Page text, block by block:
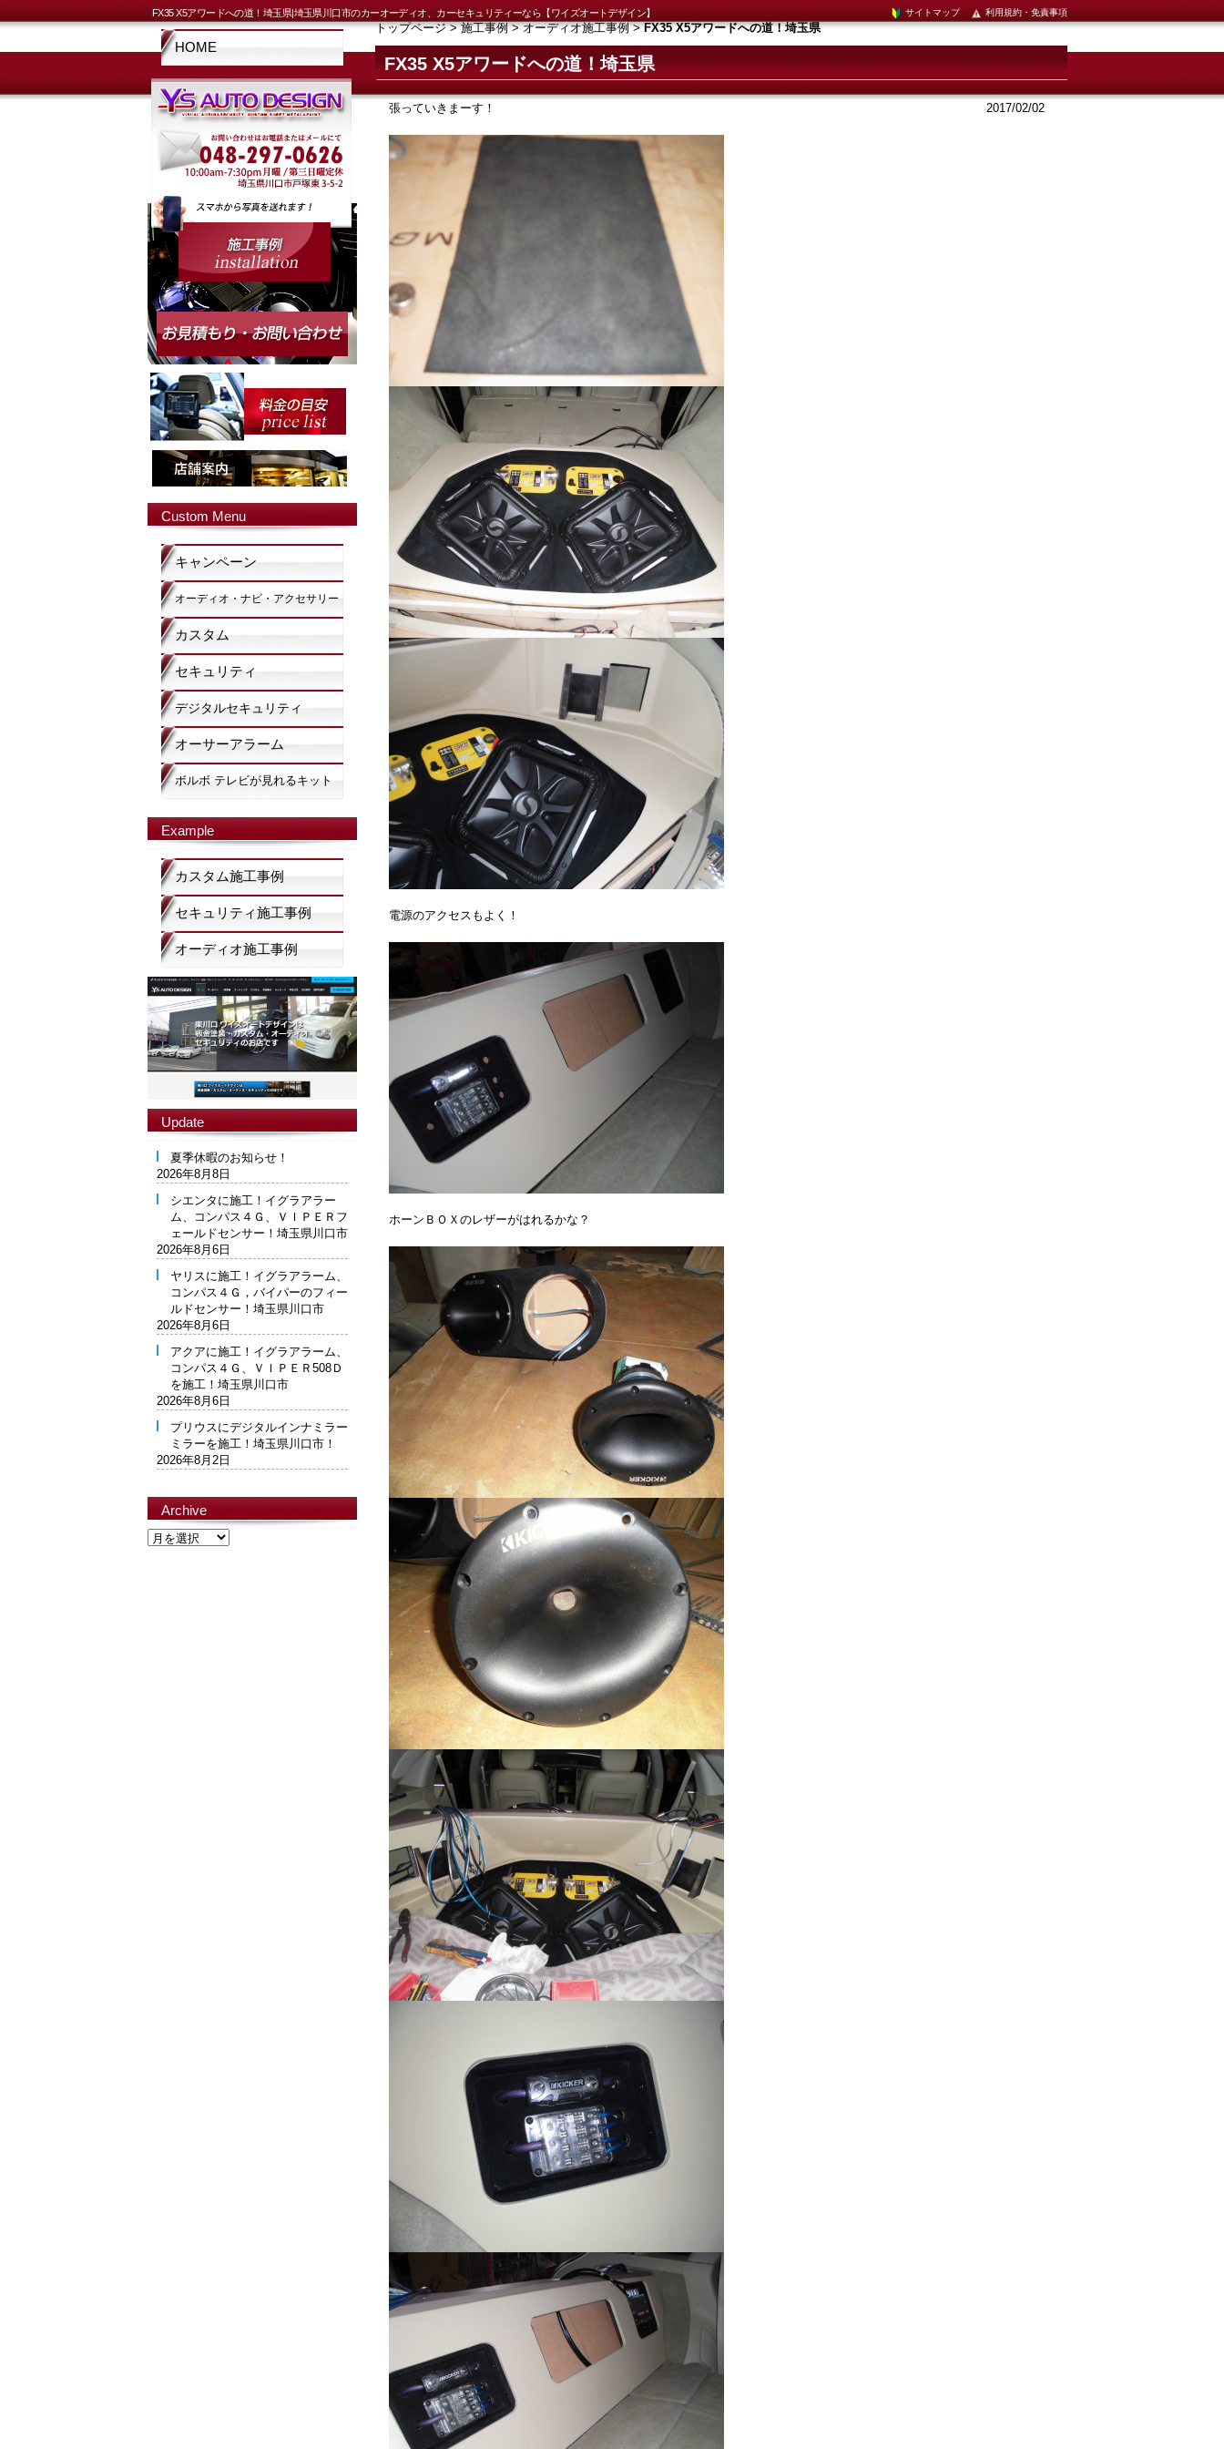
FX35 X5アワードへの道！埼玉県|埼玉県川口市のカーオーディオ、カーセキュリティーなら【ワイズオートデザイン】 利用規約・免責事項
サイトマップ
トップページ>施工事例>オーディオ施工事例>FX35 X5アワードへの道！埼玉県
FX35 X5アワードへの道！埼玉県
2017/02/02
張っていきまーす！
電源のアクセスもよく！
ホーンＢＯＸのレザーがはれるかな？
HOME
Custom Menu
キャンペーン
オーディオ・ナビ・アクセサリー
カスタム
セキュリティ
デジタルセキュリティ
オーサーアラーム
ボルボ テレビが見れるキット
Example
カスタム施工事例
セキュリティ施工事例
オーディオ施工事例
Update
夏季休暇のお知らせ！
2026年8月8日
シエンタに施工！イグラアラー
ム、コンパス４Ｇ、ＶＩＰＥＲフ
ェールドセンサー！埼玉県川口市
2026年8月6日
ヤリスに施工！イグラアラーム、
コンパス４Ｇ，バイパーのフィー
ルドセンサー！埼玉県川口市
2026年8月6日
アクアに施工！イグラアラーム、
コンパス４Ｇ、ＶＩＰＥＲ508Ｄ
を施工！埼玉県川口市
2026年8月6日
プリウスにデジタルインナミラー
ミラーを施工！埼玉県川口市！
2026年8月2日
Archive
Archive